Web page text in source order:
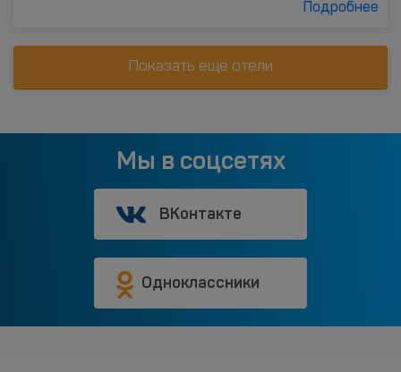
Подробнее
Показать еще отели
Мы в соцсетях
ВКонтакте
Одноклассники